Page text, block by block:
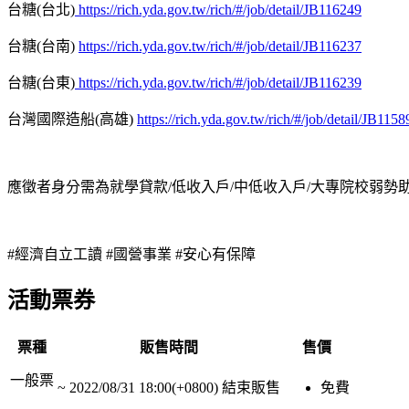
台糖(台北) https://rich.yda.gov.tw/rich/#/job/detail/JB116249
台糖(台南) https://rich.yda.gov.tw/rich/#/job/detail/JB116237
台糖(台東) https://rich.yda.gov.tw/rich/#/job/detail/JB116239
台灣國際造船(高雄) https://rich.yda.gov.tw/rich/#/job/detail/
應徵者身分需為就學貸款/低收入戶/中低收入戶/大專院校弱勢
#經濟自立工讀 #國營事業 #安心有保障
活動票券
票種 販售時間 售價
一般票 ~ 2022/08/31 18:00(+0800) 結束販售 免費